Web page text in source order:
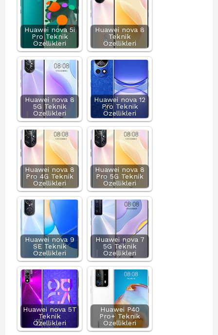
Huawei nova 5i
Pro Teknik
Özellikleri
Huawei nova 8
Teknik
Özellikleri
Huawei nova 8
5G Teknik
Özellikleri
Huawei nova 12
Pro Teknik
Özellikleri
Huawei nova 8
Pro 4G Teknik
Özellikleri
Huawei nova 8
Pro 5G Teknik
Özellikleri
Huawei nova 9
SE Teknik
Özellikleri
Huawei nova 7
5G Teknik
Özellikleri
Huawei nova 5T
Teknik
Özellikleri
Huawei P40
Pro+ Teknik
Özellikleri